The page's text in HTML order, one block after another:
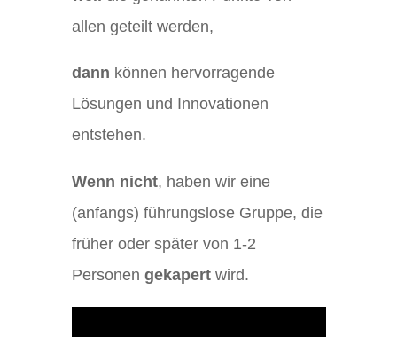
allen geteilt werden,
dann können hervorragende
Lösungen und Innovationen
entstehen.
Wenn nicht, haben wir eine
(anfangs) führungslose Gruppe, die
früher oder später von 1-2
Personen gekapertwird.